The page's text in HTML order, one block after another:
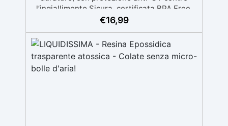
l’ingiallimento Sicura, certificata BPA Free,
senza solventi e inodore, prodotta al 100% in
lavorare, con bassa viscosità per ridurre le
bolle Ideale per gioielli, piccole colate,
decorazioni e prototipazione rapida.
€16,99